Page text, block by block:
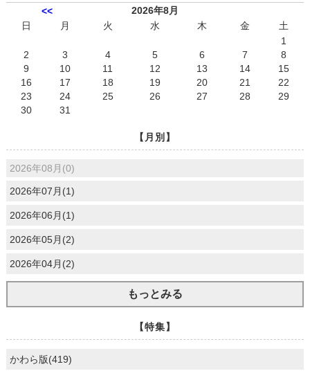
<<
2026年8月
日
月 火 水 木 金
土
1
2
3 4 5 6 7
8
9
10 11 12 13 14
15
16
17 18 19 20 21
22
23
24 25 26 27 28
29
30
31
【月別】
2026年08月(0)
2026年07月(1)
2026年06月(1)
2026年05月(2)
2026年04月(2)
もっとみる
【特集】
かわら版(419)